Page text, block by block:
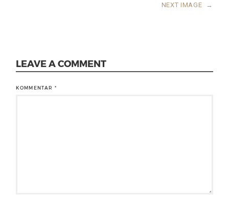
NEXT IMAGE →
LEAVE A COMMENT
KOMMENTAR *